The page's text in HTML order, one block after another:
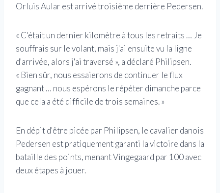
Orluis Aular est arrivé troisième derrière Pedersen.
« C'était un dernier kilomètre à tous les retraits … Je
souffrais sur le volant, mais j'ai ensuite vu la ligne
d'arrivée, alors j'ai traversé », a déclaré Philipsen.
« Bien sûr, nous essaierons de continuer le flux
gagnant … nous espérons le répéter dimanche parce
que cela a été difficile de trois semaines. »
En dépit d'être picée par Philipsen, le cavalier danois
Pedersen est pratiquement garanti la victoire dans la
bataille des points, menant Vingegaard par 100 avec
deux étapes à jouer.